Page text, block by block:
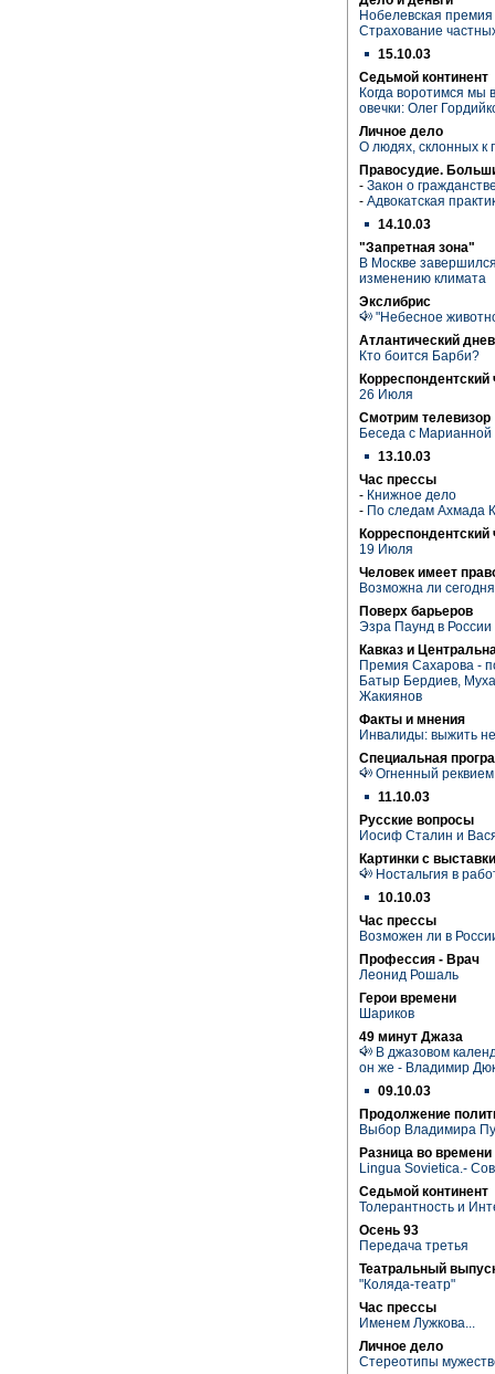
Нобелевская премия
Страхование
15.10.03
Седьмой континент
Когда воротимся мы
овечки: Олег
Личное дело
О людях, склонных к
Правосудие.
- Закон о
- Адвокатская
14.10.03
"Запретная зона"
В Москве
изменению климата
Экслибрис
"Небесное
Атлантический
Кто боится Барби?
Корреспондентский
26 Июля
Смотрим телевизор
Беседа с Марианной
13.10.03
Час прессы
- Книжное дело
- По следам Ахмада
Корреспондентский
19 Июля
Человек имеет
Возможна ли
Поверх барьеров
Эзра Паунд в России
Кавказ и
Премия Сахарова -
Батыр Бердиев,
Жакиянов
Факты и мнения
Инвалиды: выжить
Специальная
Огненный реквием
11.10.03
Русские вопросы
Иосиф Сталин и
Картинки с выставки
Ностальгия в
10.10.03
Час прессы
Возможен ли в
Профессия - Врач
Леонид Рошаль
Герои времени
Шариков
49 минут Джаза
В джазовом
он же - Владимир
09.10.03
Продолжение
Выбор Владимира
Разница во времени
Lingua Sovietica.-
Седьмой континент
Толерантность и
Осень 93
Передача третья
Театральный
"Коляда-театр"
Час прессы
Именем Лужкова...
Личное дело
Cтереотипы